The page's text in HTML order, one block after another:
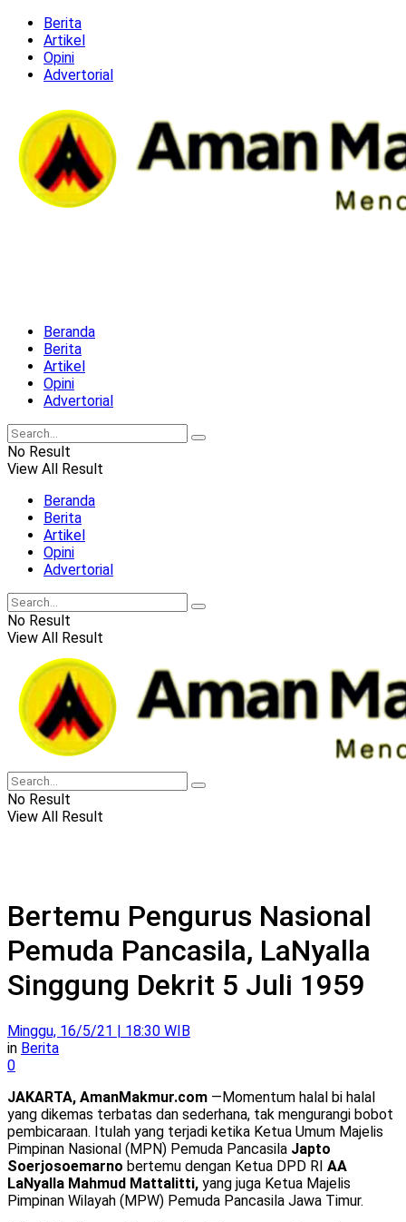
Berita
Artikel
Opini
Advertorial
Beranda
Berita
Artikel
Opini
Advertorial
No Result
View All Result
Beranda
Berita
Artikel
Opini
Advertorial
No Result
View All Result
No Result
View All Result
Bertemu Pengurus Nasional
Pemuda Pancasila, LaNyalla
Singgung Dekrit 5 Juli 1959
Minggu, 16/5/21 | 18:30 WIB
in Berita
0
JAKARTA, AmanMakmur.com —Momentum halal bi halal
yang dikemas terbatas dan sederhana, tak mengurangi bobot
pembicaraan. Itulah yang terjadi ketika Ketua Umum Majelis
Pimpinan Nasional (MPN) Pemuda Pancasila Japto
Soerjosoemarno bertemu dengan Ketua DPD RI AA
LaNyalla Mahmud Mattalitti, yang juga Ketua Majelis
Pimpinan Wilayah (MPW) Pemuda Pancasila Jawa Timur.